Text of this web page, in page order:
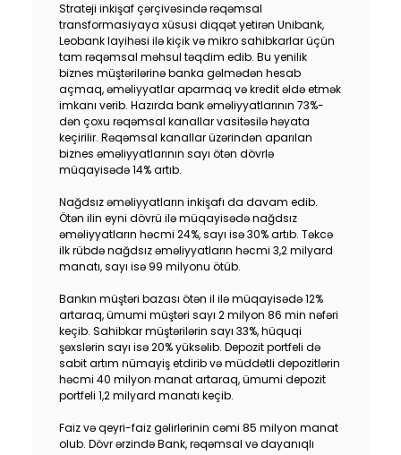
Keşbek
Tariflər
İnsan Resursları
Əlaqə və təkliflər
F.A.Q
Strateji inkişaf çərçivəsində rəqəmsal
transformasiyaya xüsusi diqqət yetirən Unibank,
Leobank layihəsi ilə kiçik və mikro sahibkarlar üçün
tam rəqəmsal məhsul təqdim edib. Bu yenilik
biznes müştərilərinə banka gəlmədən hesab
açmaq, əməliyyatlar aparmaq və kredit əldə etmək
imkanı verib. Hazırda bank əməliyyatlarının 73%-
dən çoxu rəqəmsal kanallar vasitəsilə həyata
keçirilir. Rəqəmsal kanallar üzərindən aparılan
biznes əməliyyatlarının sayı ötən dövrlə
müqayisədə 14% artıb.
Nağdsız əməliyyatların inkişafı da davam edib.
Ötən ilin eyni dövrü ilə müqayisədə nağdsız
əməliyyatların həcmi 24%, sayı isə 30% artıb. Təkcə
ilk rübdə nağdsız əməliyyatların həcmi 3,2 milyard
manatı, sayı isə 99 milyonu ötüb.
Bankın müştəri bazası ötən il ilə müqayisədə 12%
artaraq, ümumi müştəri sayı 2 milyon 86 min nəfəri
keçib. Sahibkar müştərilərin sayı 33%, hüquqi
şəxslərin sayı isə 20% yüksəlib. Depozit portfeli də
sabit artım nümayiş etdirib və müddətli depozitlərin
həcmi 40 milyon manat artaraq, ümumi depozit
portfeli 1,2 milyard manatı keçib.
Faiz və qeyri-faiz gəlirlərinin cəmi 85 milyon manat
olub. Dövr ərzində Bank, rəqəmsal və dayanıqlı